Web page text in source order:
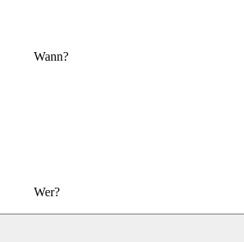
Wann?
Wer?